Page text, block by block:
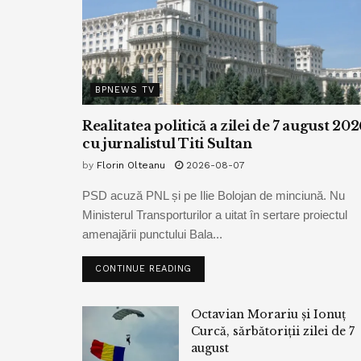
BPNEWS TV
Realitatea politică a zilei de 7 august
cu jurnalistul Titi Sultan
by Florin Olteanu 2026-08-07
PSD acuză PNL și pe Ilie Bolojan de minciună. Nu
Ministerul Transporturilor a uitat în sertare proiectul
amenajării punctului Bala...
CONTINUE READING
Octavian Morariu și Ionuț
Curcă, sărbătoriții zilei de 7
august